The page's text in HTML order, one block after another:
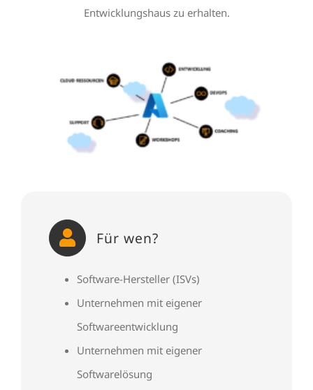
Entwicklungshaus zu erhalten.
Für wen?
Software-Hersteller (ISVs)
Unternehmen mit eigener
Softwareentwicklung
Unternehmen mit eigener
Softwarelösung